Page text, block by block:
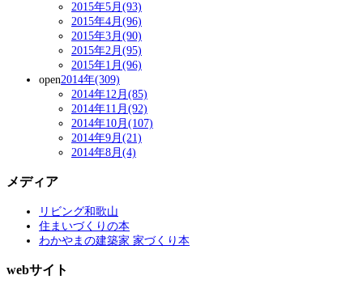
2015年5月(93)
2015年4月(96)
2015年3月(90)
2015年2月(95)
2015年1月(96)
open2014年(309)
2014年12月(85)
2014年11月(92)
2014年10月(107)
2014年9月(21)
2014年8月(4)
メディア
リビング和歌山
住まいづくりの本
わかやまの建築家 家づくり本
webサイト